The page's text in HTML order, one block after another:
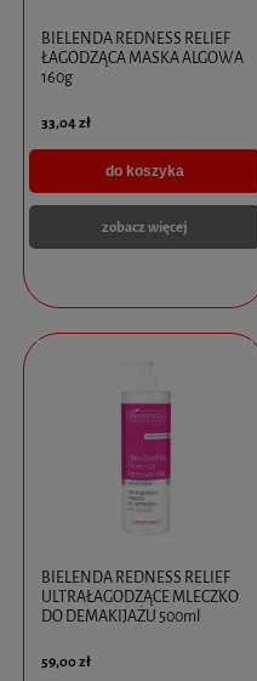
BIELENDA REDNESS RELIEF
ŁAGODZĄCA MASKA ALGOWA
160g
33,04 zł
do koszyka
zobacz więcej
BIELENDA REDNESS RELIEF
ULTRAŁAGODZĄCE MLECZKO
DO DEMAKIJAŻU 500ml
59,00 zł